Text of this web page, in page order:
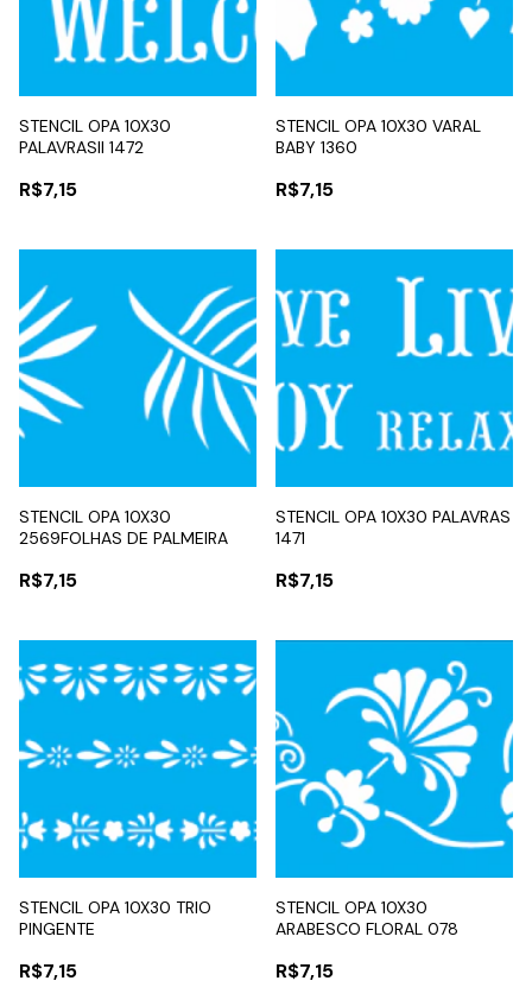
STENCIL OPA 10X30
PALAVRASII 1472
R$7,15
STENCIL OPA 10X30 VARAL
BABY 1360
R$7,15
STENCIL OPA 10X30
2569FOLHAS DE PALMEIRA
R$7,15
STENCIL OPA 10X30 PALAVRAS
1471
R$7,15
STENCIL OPA 10X30 TRIO
PINGENTE
R$7,15
STENCIL OPA 10X30
ARABESCO FLORAL 078
R$7,15